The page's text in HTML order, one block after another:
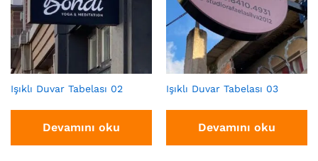
Işıklı Duvar Tabelası 02
Devamını oku
Işıklı Duvar Tabelası 03
Devamını oku